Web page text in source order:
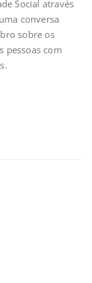
Social através
conversa
sobre os
pessoas com